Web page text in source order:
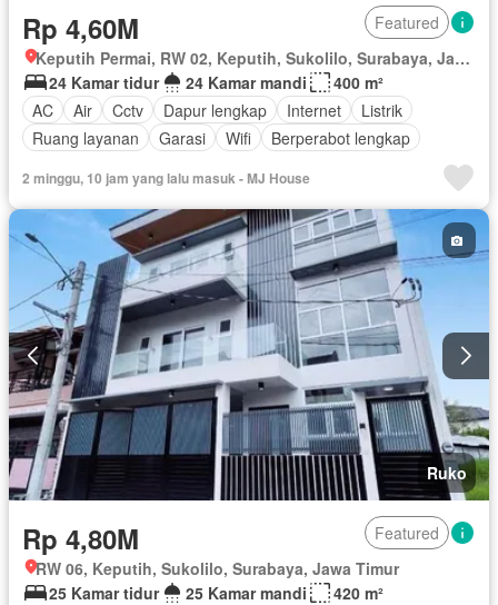
Rp 4,60M
Featured
Keputih Permai, RW 02, Keputih, Sukolilo, Surabaya, Jawa Timur
24 Kamar tidur
24 Kamar mandi
400 m²
AC
Air Cctv Dapur lengkap Internet
Listrik
Ruang layanan
Garasi Wifi Berperabot lengkap
2 minggu, 10 jam yang lalu masuk - MJ House
Ruko
Rp 4,80M
Featured
RW 06, Keputih, Sukolilo, Surabaya, Jawa Timur
25 Kamar tidur
25 Kamar mandi
420 m²